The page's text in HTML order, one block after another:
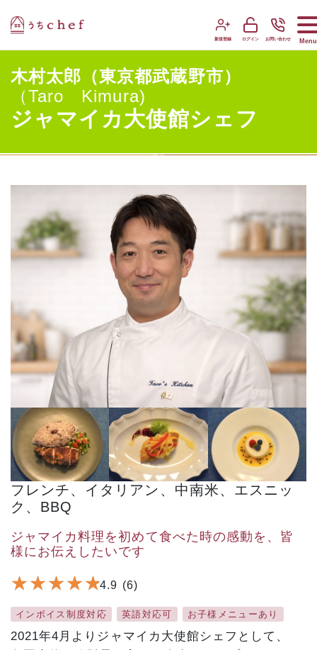
新規登録 ログイン お問い合わせ Menu
木村太郎（東京都武蔵野市）
（Taro Kimura)
ジャマイカ大使館シェフ
フレンチ、イタリアン、中南米、エスニッ
ク、BBQ
ジャマイカ料理を初めて食べた時の感動を、皆
様にお伝えしたいです
★★★★★
★★★★★4.9 (6)
インボイス制度対応 英語対応可 お子様メニューあり
2021年4月よりジャマイカ大使館シェフとして、